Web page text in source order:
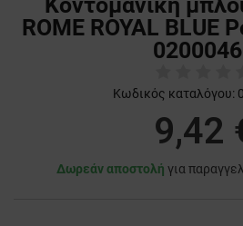
ROME ROYAL BLUE
Κωδικός καταλόγου:
9,42
Δωρεάν αποστολή για